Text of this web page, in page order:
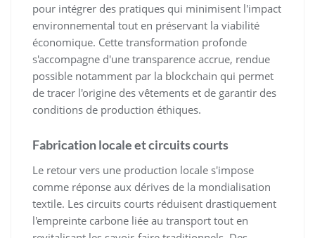
pour intégrer des pratiques qui minimisent l'impact
environnemental tout en préservant la viabilité
économique. Cette transformation profonde
s'accompagne d'une transparence accrue, rendue
possible notamment par la blockchain qui permet
de tracer l'origine des vêtements et de garantir des
conditions de production éthiques.
Fabrication locale et circuits courts
Le retour vers une production locale s'impose
comme réponse aux dérives de la mondialisation
textile. Les circuits courts réduisent drastiquement
l'empreinte carbone liée au transport tout en